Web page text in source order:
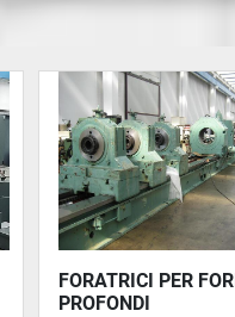
FORATRICI PER FORI
PROFONDI